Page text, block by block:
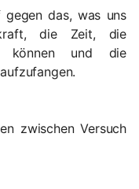
das, was uns
die Zeit, die
können und die
zwischen Versuch